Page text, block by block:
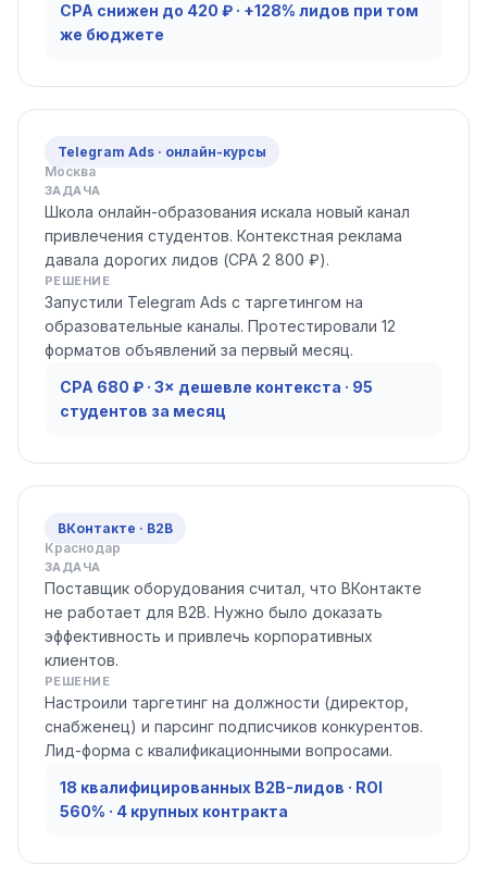
CPA снижен до 420 ₽ · +128% лидов при том
же бюджете
Telegram Ads · онлайн-курсы
Москва
ЗАДАЧА
Школа онлайн-образования искала новый канал
привлечения студентов. Контекстная реклама
давала дорогих лидов (CPA 2 800 ₽).
РЕШЕНИЕ
Запустили Telegram Ads с таргетингом на
образовательные каналы. Протестировали 12
форматов объявлений за первый месяц.
CPA 680 ₽ · 3× дешевле контекста · 95
студентов за месяц
ВКонтакте · B2B
Краснодар
ЗАДАЧА
Поставщик оборудования считал, что ВКонтакте
не работает для B2B. Нужно было доказать
эффективность и привлечь корпоративных
клиентов.
РЕШЕНИЕ
Настроили таргетинг на должности (директор,
снабженец) и парсинг подписчиков конкурентов.
Лид-форма с квалификационными вопросами.
18 квалифицированных B2B-лидов · ROI
560% · 4 крупных контракта